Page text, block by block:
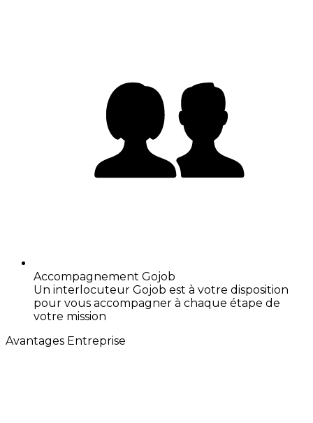
Accompagnement Gojob
Un interlocuteur Gojob est à votre disposition
pour vous accompagner à chaque étape de
votre mission
Avantages Entreprise